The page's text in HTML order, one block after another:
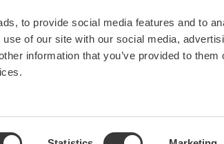
to provide social media features and to
of our site with our social media,
information that you’ve provided to them